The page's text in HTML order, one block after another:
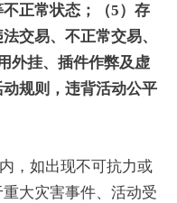
正常状态；（5）存
交易、不正常交易、
外挂、插件作弊及虚
规则，违背活动公平
，如出现不可抗力或
大灾害事件、活动受